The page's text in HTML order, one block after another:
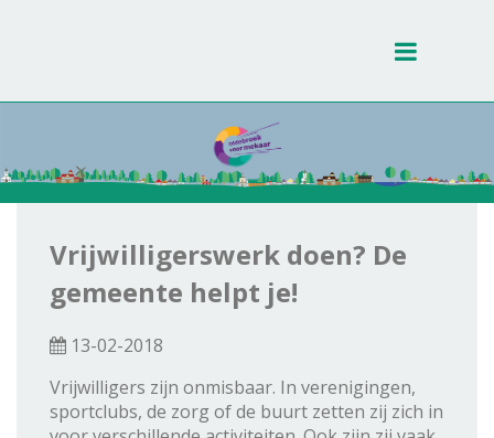
Toggle
Vrijwilligerswerk doen? De
gemeente helpt je!
13-02-2018
Vrijwilligers zijn onmisbaar. In verenigingen,
sportclubs, de zorg of de buurt zetten zij zich in